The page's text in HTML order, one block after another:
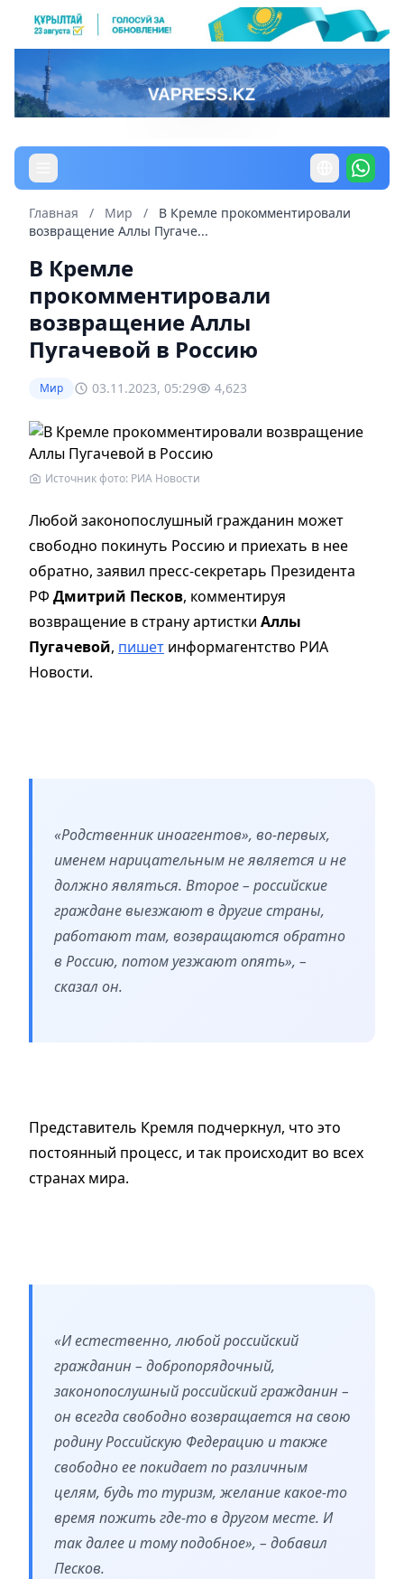
Главная / Мир /
В Кремле прокомментировали
возвращение Аллы Пугаче...
В Кремле
прокомментировали
возвращение Аллы
Пугачевой в Россию
Мир 03.11.2023, 05:29 4,623
Источник фото: РИА Новости
Любой законопослушный гражданин может
свободно покинуть Россию и приехать в нее
обратно, заявил пресс-секретарь Президента
РФ Дмитрий Песков, комментируя
возвращение в страну артистки Аллы
Пугачевой, пишет информагентство РИА
Новости.
«Родственник иноагентов», во-первых,
именем нарицательным не является и не
должно являться. Второе – российские
граждане выезжают в другие страны,
работают там, возвращаются обратно
в Россию, потом уезжают опять», –
сказал он.
Представитель Кремля подчеркнул, что это
постоянный процесс, и так происходит во всех
странах мира.
«И естественно, любой российский
гражданин – добропорядочный,
законопослушный российский гражданин –
он всегда свободно возвращается на свою
родину Российскую Федерацию и также
свободно ее покидает по различным
целям, будь то туризм, желание какое-то
время пожить где-то в другом месте. И
так далее и тому подобное», – добавил
Песков.